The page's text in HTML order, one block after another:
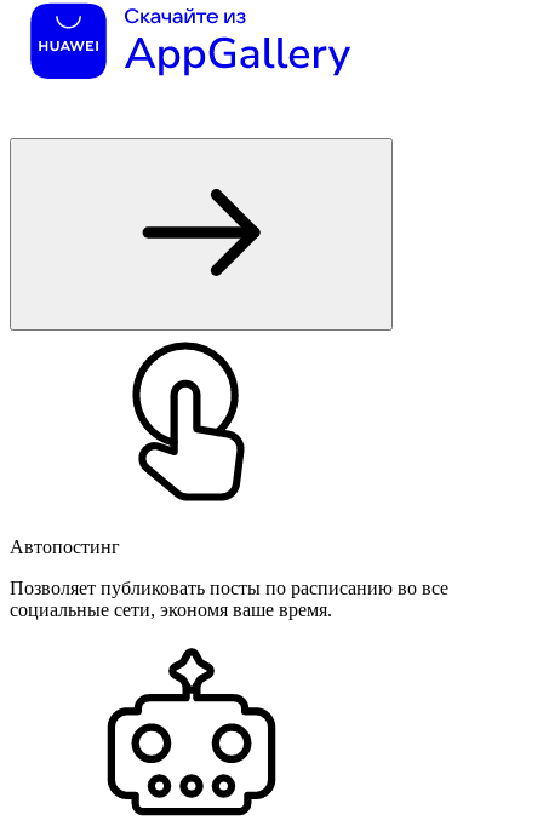
Автопостинг
Позволяет публиковать посты по расписанию во все
социальные сети, экономя ваше время.